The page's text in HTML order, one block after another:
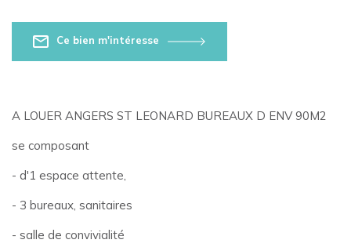
Ce bien m'intéresse
A LOUER ANGERS ST LEONARD BUREAUX D ENV 90M2
se composant
- d'1 espace attente,
- 3 bureaux, sanitaires
- salle de convivialité